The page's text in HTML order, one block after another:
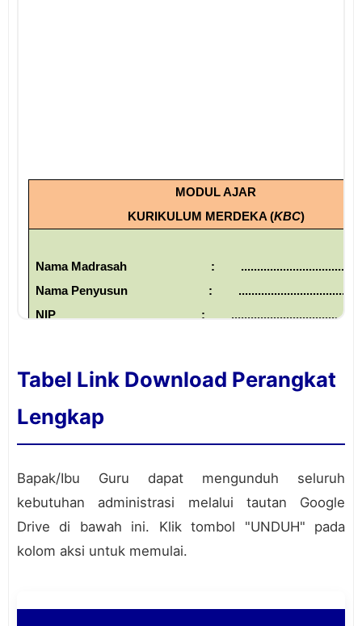
Tabel Link Download Perangkat
Lengkap
Bapak/Ibu Guru dapat mengunduh seluruh
kebutuhan administrasi melalui tautan Google
Drive di bawah ini. Klik tombol "UNDUH" pada
kolom aksi untuk memulai.